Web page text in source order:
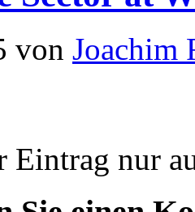
von Joachim
Eintrag nur